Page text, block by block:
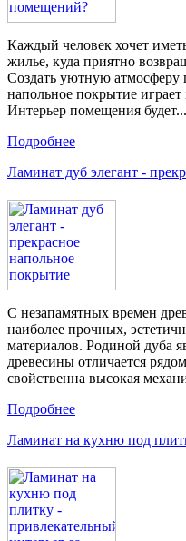
Каждый человек хочет
жилье, куда приятно
Создать уютную атмосферу
напольное покрытие
Интерьер помещения будет...
Подробнее
Ламинат дуб элегант -
С незапамятных времен
наиболее прочных,
материалов. Родиной дуба
древесины отличается
свойственна высокая
Подробнее
Ламинат на кухню под